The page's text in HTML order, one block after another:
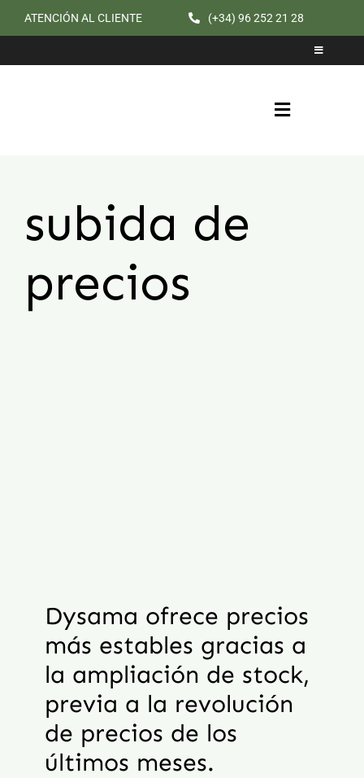
Saltar
al
contenido
ATENCIÓN AL CLIENTE (+34) 96 252 21 28
Toggle
Navigation
Toggle
subida de
precios
Dysama ofrece precios
más estables gracias a
la ampliación de stock,
previa a la revolución
de precios de los
últimos meses.